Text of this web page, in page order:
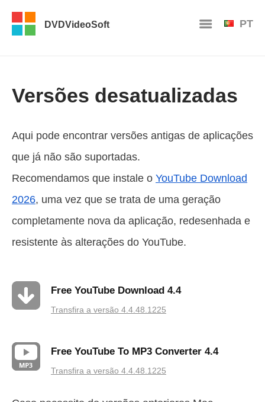
DVDVideoSoft PT
Versões desatualizadas
Aqui pode encontrar versões antigas de aplicações
que já não são suportadas.
Recomendamos que instale o YouTube Download
2026, uma vez que se trata de uma geração
completamente nova da aplicação, redesenhada e
resistente às alterações do YouTube.
Free YouTube Download 4.4
Transfira a versão 4.4.48.1225
Free YouTube To MP3 Converter 4.4
Transfira a versão 4.4.48.1225